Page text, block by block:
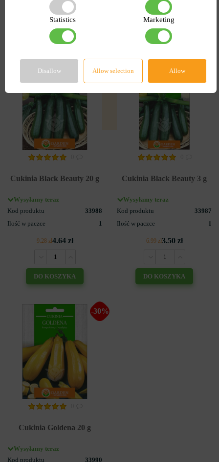
Podobne produkty
-50%
Cukinia Black Beauty 20 g
Wysyłamy teraz
Kod produktu
33988
Ilość w paczce
1
9.28 zł4.64 zł
DO KOSZYKA
-50%
Cukinia Black Beauty 3 g
Wysyłamy teraz
Kod produktu
33987
Ilość w paczce
1
6.99 zł3.50 zł
DO KOSZYKA
-30%
Cukinia Goldena 20 g
Wysyłamy teraz
Kod produktu
33990
Statistics Marketing
Disallow Allow selection Allow